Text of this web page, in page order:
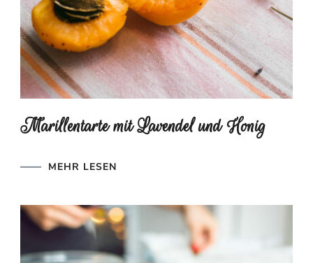
Marillentarte mit Lavendel und Honig
MEHR LESEN